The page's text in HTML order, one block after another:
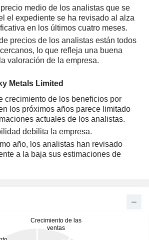
medio de los analistas que se
el expediente se ha revisado al alza
en los últimos cuatro meses.
precios de los analistas están todos
lo que refleja una buena
valoración de la empresa.
Metals Limited
crecimiento de los beneficios por
los próximos años parece limitado
actuales de los analistas.
debilita la empresa.
año, los analistas han revisado
a la baja sus estimaciones de